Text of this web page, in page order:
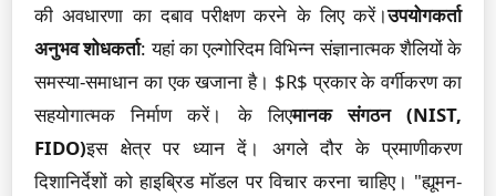
की अवधारणा का दबाव परीक्षण करने के लिए करें।उपयोगकर्ता
अनुभव शोधकर्ता: यहां का एल्गोरिदम विभिन्न संज्ञानात्मक शैलियों के
समस्या-समाधान का एक खजाना है। $R$ प्रकार के वर्गीकरण का
सहयोगात्मक निर्माण करें। के लिएमानक संगठन (NIST,
FIDO)इस क्षेत्र पर ध्यान दें। अगले दौर के प्रमाणीकरण
दिशानिर्देशों को हाइब्रिड मॉडल पर विचार करना चाहिए। "ह्यूमन-